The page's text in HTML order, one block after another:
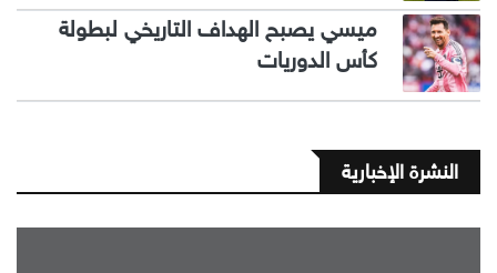
ميسي يصبح الهداف التاريخي لبطولة
كأس الدوريات
النشرة الإخبارية